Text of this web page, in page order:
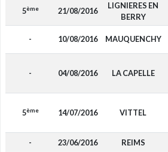
5ème 21/08/2016
LIGNIERES EN
BERRY
- 10/08/2016 MAUQUENCHY
- 04/08/2016 LA CAPELLE
5ème 14/07/2016 VITTEL
- 23/06/2016 REIMS